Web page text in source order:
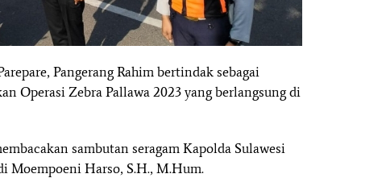
Pangerang Rahim bertindak sebagai
Operasi Zebra Pallawa 2023 yang berlangsung di
sambutan seragam Kapolda Sulawesi
Moempoeni Harso, S.H., M.Hum.